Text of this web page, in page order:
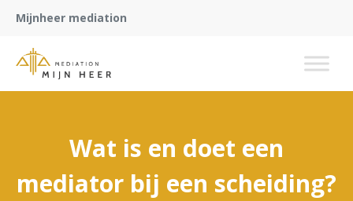
Mijnheer mediation
Wat is en doet een
mediator bij een scheiding?